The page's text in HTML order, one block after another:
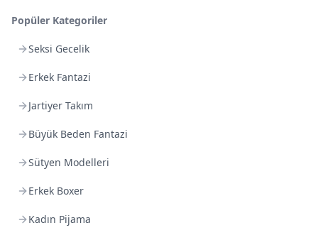
Popüler Kategoriler
Seksi Gecelik
Erkek Fantazi
Jartiyer Takım
Büyük Beden Fantazi
Sütyen Modelleri
Erkek Boxer
Kadın Pijama
DHL
Kargoya Teslim
Yarın kargoda
3.000 TL veya
Son Gün!
%100 Orijinal Ürün Garantisi
Kolay İade: İade koşullarına
BK Bilgi Teknolojileri